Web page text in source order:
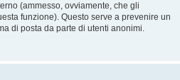
(ammesso, ovviamente, che gli
funzione). Questo serve a prevenire un
di posta da parte di utenti anonimi.